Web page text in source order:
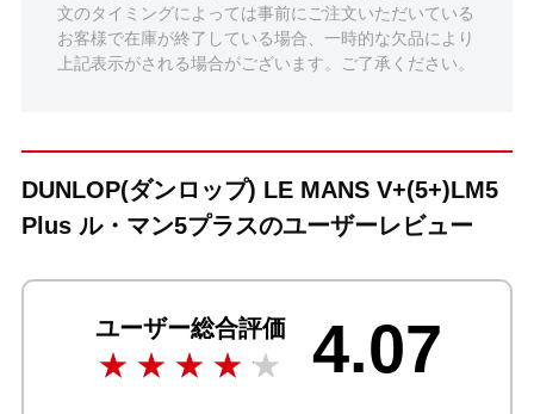
文のタイミングによっては事前にご注文いただいている
お客様で在庫が終了している場合、一時的な欠品により
上記表示がされる場合がございます。ご了承ください。
DUNLOP(ダンロップ) LE MANS V+(5+)LM5
Plus ル・マン5プラスのユーザーレビュー
ユーザー総合評価 4.07